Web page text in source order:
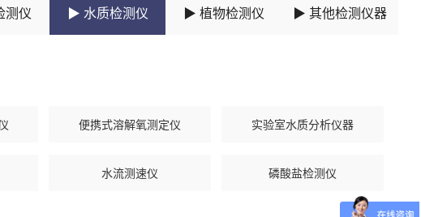
测仪 ▶ 水质检测仪 ▶ 植物检测仪 ▶ 其他检测仪器
便携式溶解氧测定仪 实验室水质分析仪器
水流测速仪 磷酸盐检测仪